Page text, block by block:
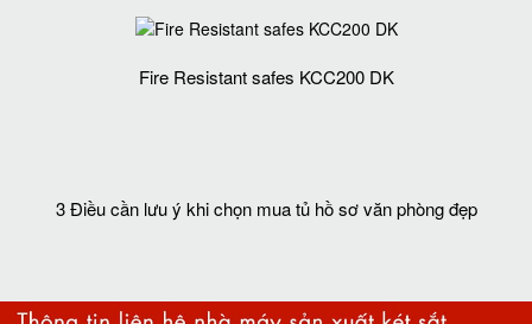
Fire Resistant safes KCC200 DK
3 Điều cần lưu ý khi chọn mua tủ hồ sơ văn phòng đẹp